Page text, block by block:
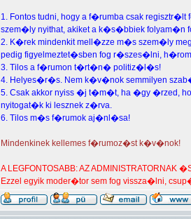
1. Fontos tudni, hogy a f�rumba csak
szem�ly nyithat, akiket a k�s�bbiek folyam�n
2. K�rek mindenkit mell�zze m�s szem�ly
pedig figyelmeztet�sben fog r�szes�lni,
3. Tilos a f�rumon t�rt�n� politiz�l�s!
4. Helyes�r�s. Nem k�v�nok semmilyen
5. Csak akkor nyiss �j t�m�t, ha �gy �rzed,
nyitogat�k ki lesznek z�rva.
6. Tilos m�s f�rumok aj�nl�sa!
Mindenkinek kellemes f�rumoz�st k�v�nok!
A LEGFONTOSABB: AZ ADMINISTRATORNAK
Ezzel egyik moder�tor sem fog vissza�lni,